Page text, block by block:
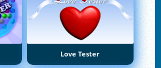
Love Tester